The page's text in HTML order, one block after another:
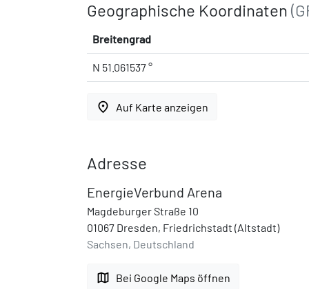
Geographische Koordinaten
Breitengrad
N 51.061537 °
place Auf Karte anzeigen
Adresse
EnergieVerbund Arena
Magdeburger Straße 10
01067 Dresden, Friedrichstadt (Altstadt)
Sachsen, Deutschland
map Bei Google Maps öffnen